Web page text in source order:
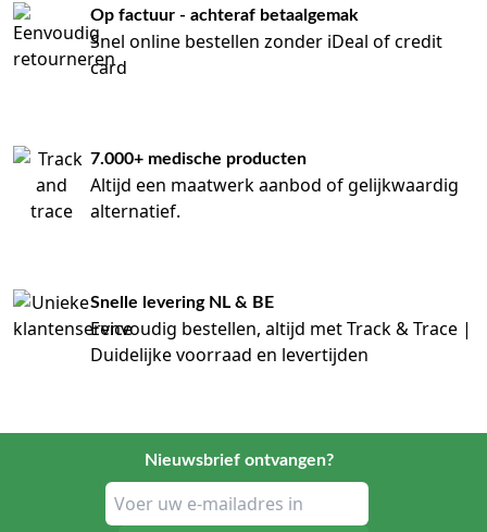
Op factuur - achteraf betaalgemak
Snel online bestellen zonder iDeal of credit
card
7.000+ medische producten
Altijd een maatwerk aanbod of gelijkwaardig
alternatief.
Snelle levering NL & BE
Eenvoudig bestellen, altijd met Track & Trace |
Duidelijke voorraad en levertijden
Nieuwsbrief ontvangen?